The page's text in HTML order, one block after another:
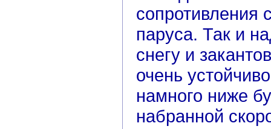
сопротивления
паруса. Так и
снегу и
очень
намного ниже
набранной